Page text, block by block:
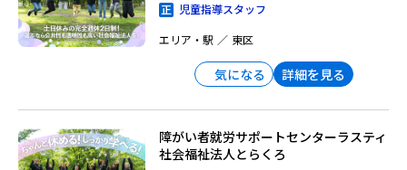
児童指導スタッフ
エリア・駅
東区
気になる 詳細を見る
障がい者就労サポートセンターラスティ
社会福祉法人とらくろ